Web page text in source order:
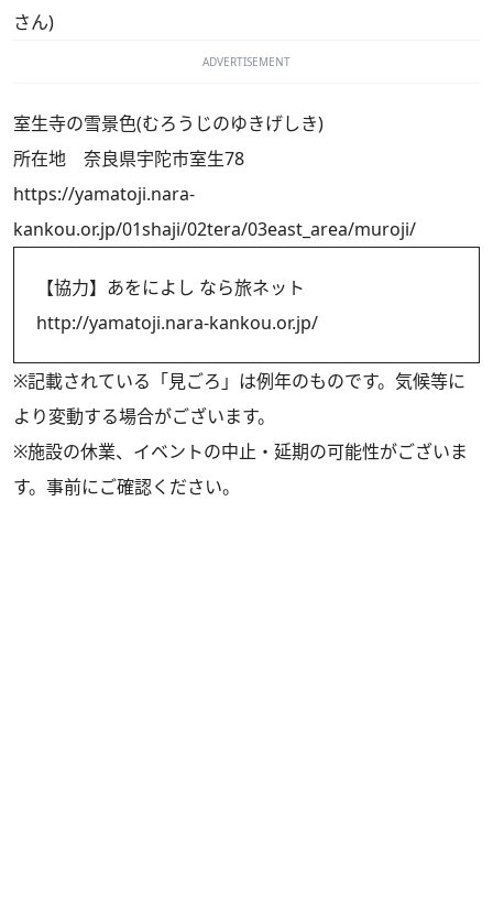
さん)
ADVERTISEMENT
室生寺の雪景色(むろうじのゆきげしき)
所在地 奈良県宇陀市室生78
https://yamatoji.nara-
kankou.or.jp/01shaji/02tera/03east_area/muroji/
【協力】あをによし なら旅ネット
http://yamatoji.nara-kankou.or.jp/
※記載されている「見ごろ」は例年のものです。気候等に
より変動する場合がございます。
※施設の休業、イベントの中止・延期の可能性がございま
す。事前にご確認ください。